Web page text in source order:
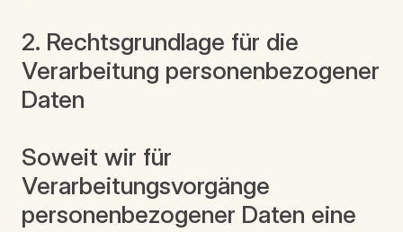
2. Rechtsgrundlage für die
Verarbeitung personenbezogener
Daten
Soweit wir für
Verarbeitungsvorgänge
personenbezogener Daten eine